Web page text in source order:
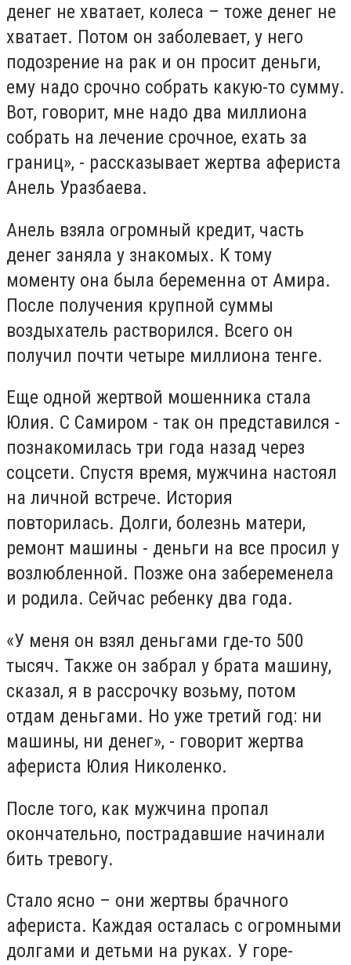
денег не хватает, колеса – тоже денег не
хватает. Потом он заболевает, у него
подозрение на рак и он просит деньги,
ему надо срочно собрать какую-то сумму.
Вот, говорит, мне надо два миллиона
собрать на лечение срочное, ехать за
границ», - рассказывает жертва афериста
Анель Уразбаева.
Анель взяла огромный кредит, часть
денег заняла у знакомых. К тому
моменту она была беременна от Амира.
После получения крупной суммы
воздыхатель растворился. Всего он
получил почти четыре миллиона тенге.
Еще одной жертвой мошенника стала
Юлия. С Самиром - так он представился -
познакомилась три года назад через
соцсети. Спустя время, мужчина настоял
на личной встрече. История
повторилась. Долги, болезнь матери,
ремонт машины - деньги на все просил у
возлюбленной. Позже она забеременела
и родила. Сейчас ребенку два года.
«У меня он взял деньгами где-то 500
тысяч. Также он забрал у брата машину,
сказал, я в рассрочку возьму, потом
отдам деньгами. Но уже третий год: ни
машины, ни денег», - говорит жертва
афериста Юлия Николенко.
После того, как мужчина пропал
окончательно, пострадавшие начинали
бить тревогу.
Стало ясно – они жертвы брачного
афериста. Каждая осталась с огромными
долгами и детьми на руках. У горе-